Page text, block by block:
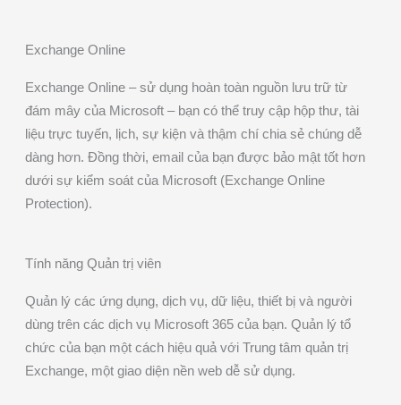
Exchange Online
Exchange Online – sử dụng hoàn toàn nguồn lưu trữ từ
đám mây của Microsoft – bạn có thể truy cập hộp thư, tài
liệu trực tuyến, lịch, sự kiện và thậm chí chia sẻ chúng dễ
dàng hơn. Đồng thời, email của bạn được bảo mật tốt hơn
dưới sự kiểm soát của Microsoft (Exchange Online
Protection).
Tính năng Quản trị viên
Quản lý các ứng dụng, dịch vụ, dữ liệu, thiết bị và người
dùng trên các dịch vụ Microsoft 365 của bạn. Quản lý tổ
chức của bạn một cách hiệu quả với Trung tâm quản trị
Exchange, một giao diện nền web dễ sử dụng.